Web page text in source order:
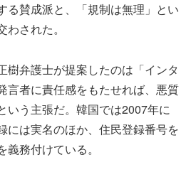
る賛成派と、「規制は無理」とい
された。
樹弁護士が提案したのは「インタ
言者に責任感をもたせれば、悪質
いう主張だ。韓国では2007年に
には実名のほか、住民登録番号を
務付けている。